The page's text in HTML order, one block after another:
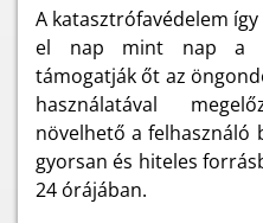
A katasztrófavédelem
el nap mint nap a
támogatják őt az
használatával
növelhető a felhasználó
gyorsan és hiteles
24 órájában.